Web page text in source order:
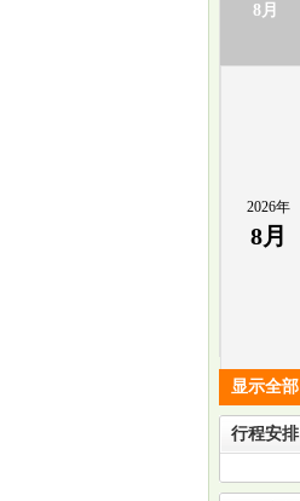
8月
2026年
8月
显示全部
行程安排